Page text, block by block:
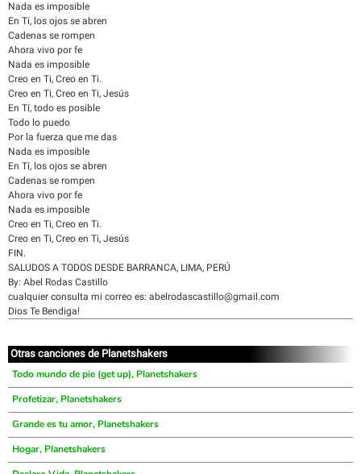
Nada es imposible
En Tí, los ojos se abren
Cadenas se rompen
Ahora vivo por fe
Nada es imposible
Creo en Ti, Creo en Ti.
Creo en Ti, Creo en Ti, Jesús
En Tí, todo es posible
Todo lo puedo
Por la fuerza que me das
Nada es imposible
En Tí, los ojos se abren
Cadenas se rompen
Ahora vivo por fe
Nada es imposible
Creo en Ti, Creo en Ti.
Creo en Ti, Creo en Ti, Jesús
FIN.
SALUDOS A TODOS DESDE BARRANCA, LIMA, PERÚ
By: Abel Rodas Castillo
cualquier consulta mi correo es: abelrodascastillo@gmail.com
Dios Te Bendiga!
Otras canciones de Planetshakers
Todo mundo de pie (get up), Planetshakers
Profetizar, Planetshakers
Grande es tu amor, Planetshakers
Hogar, Planetshakers